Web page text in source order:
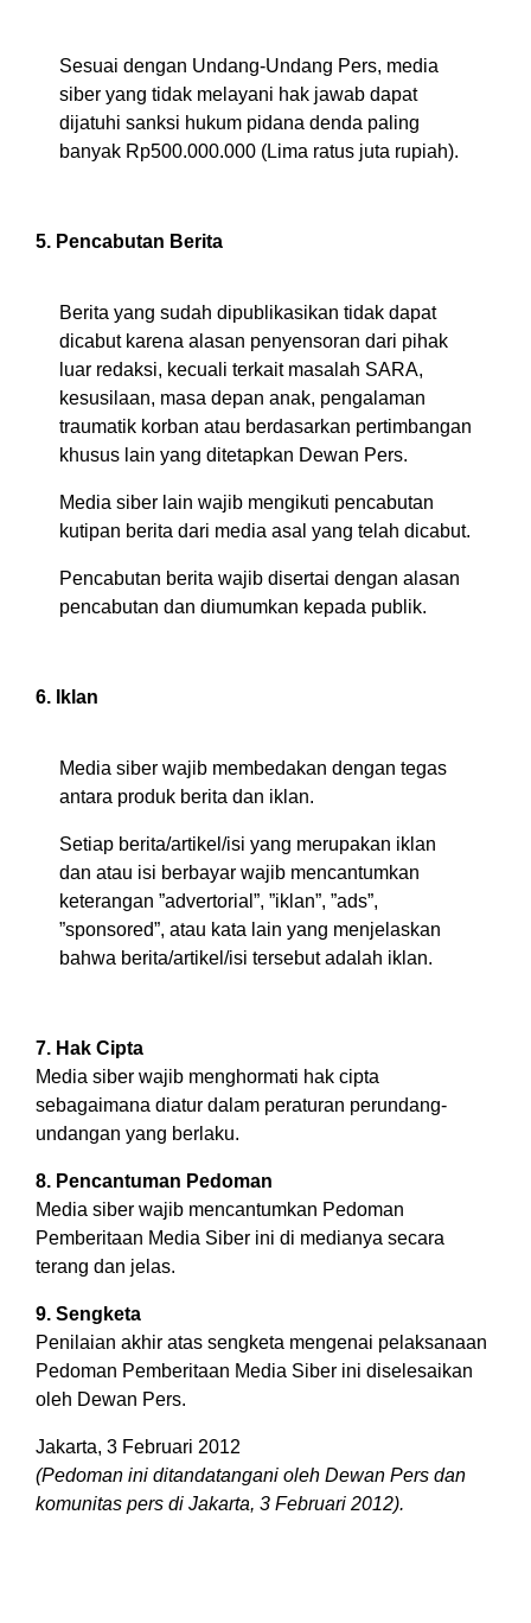
Sesuai dengan Undang-Undang Pers, media
siber yang tidak melayani hak jawab dapat
dijatuhi sanksi hukum pidana denda paling
banyak Rp500.000.000 (Lima ratus juta rupiah).
5. Pencabutan Berita
Berita yang sudah dipublikasikan tidak dapat
dicabut karena alasan penyensoran dari pihak
luar redaksi, kecuali terkait masalah SARA,
kesusilaan, masa depan anak, pengalaman
traumatik korban atau berdasarkan pertimbangan
khusus lain yang ditetapkan Dewan Pers.
Media siber lain wajib mengikuti pencabutan
kutipan berita dari media asal yang telah dicabut.
Pencabutan berita wajib disertai dengan alasan
pencabutan dan diumumkan kepada publik.
6. Iklan
Media siber wajib membedakan dengan tegas
antara produk berita dan iklan.
Setiap berita/artikel/isi yang merupakan iklan
dan atau isi berbayar wajib mencantumkan
keterangan ”advertorial”, ”iklan”, ”ads”,
”sponsored”, atau kata lain yang menjelaskan
bahwa berita/artikel/isi tersebut adalah iklan.
7. Hak Cipta
Media siber wajib menghormati hak cipta
sebagaimana diatur dalam peraturan perundang-
undangan yang berlaku.
8. Pencantuman Pedoman
Media siber wajib mencantumkan Pedoman
Pemberitaan Media Siber ini di medianya secara
terang dan jelas.
9. Sengketa
Penilaian akhir atas sengketa mengenai pelaksanaan
Pedoman Pemberitaan Media Siber ini diselesaikan
oleh Dewan Pers.
Jakarta, 3 Februari 2012
(Pedoman ini ditandatangani oleh Dewan Pers dan
komunitas pers di Jakarta, 3 Februari 2012).